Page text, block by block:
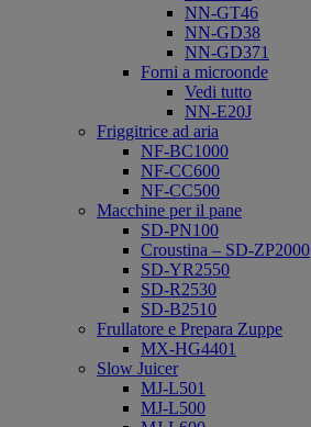
NN-GT46
NN-GD38
NN-GD371
Forni a microonde
Vedi tutto
NN-E20J
Friggitrice ad aria
NF-BC1000
NF-CC600
NF-CC500
Macchine per il pane
SD-PN100
Croustina – SD-ZP2000
SD-YR2550
SD-R2530
SD-B2510
Frullatore e Prepara Zuppe
MX-HG4401
Slow Juicer
MJ-L501
MJ-L500